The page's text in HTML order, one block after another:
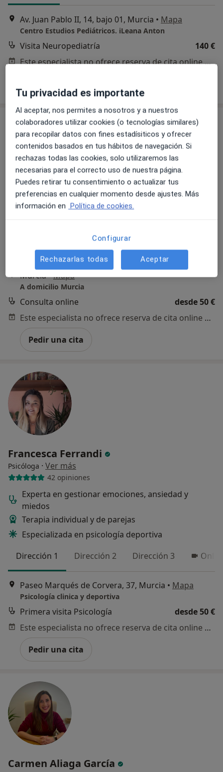
Av. Juan Pablo II, 14, bajo 01, Murcia • Mapa
Centro Estudios Pediátricos. iLeana Anton
Visita Neuropediatría
140 €
Este especialista no ofrece reserva de cita online en esta dirección.
Iván Rubio Rubio
Psicólogo, Psicólogo infantil·Ver más
Murcia•Mapa
A domicilio Murcia
Consulta online
desde 50 €
Este especialista no ofrece reserva de cita online en esta dirección.
Pedir una cita
Francesca Ferrandi
Psicóloga · Ver más
42 opiniones
Experta en gestionar emociones, ansiedad y
miedos
Terapia individual y de parejas
Especializada en psicología deportiva
Dirección 1
Dirección 2 Dirección 3
Paseo Marqués de Corvera, 37, Murcia • Mapa
Psicología clinica y deportiva
Primera visita Psicología
desde 50 €
Este especialista no ofrece reserva de cita online en esta dirección.
Pedir una cita
Carmen Aliaga García
Tu privacidad es importante
Al aceptar, nos permites a nosotros y a nuestros
colaboradores utilizar cookies (o tecnologías similares)
para recopilar datos con fines estadísiticos y ofrecer
contenidos basados en tus hábitos de navegación. Si
rechazas todas las cookies, solo utilizaremos las
necesarias para el correcto uso de nuestra página.
Puedes retirar tu consentimiento o actualizar tus
preferencias en cualquier momento desde ajustes. Más
información en Política de cookies.
Configurar
Rechazarlas todas Aceptar